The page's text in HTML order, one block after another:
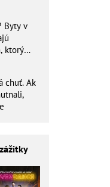
Byty v
ktorý
chuť. Ak